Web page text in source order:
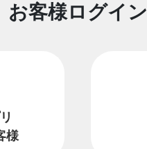
お客様ログイン
様